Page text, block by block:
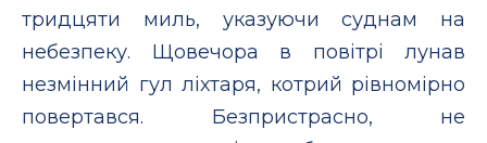
тридцяти миль, указуючи суднам на
небезпеку. Щовечора в повітрі лунав
незмінний гул ліхтаря, котрий рівномірно
повертався. Безпристрасно, не